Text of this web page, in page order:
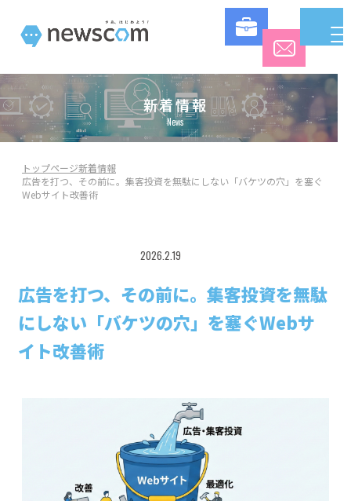
新着情報
News
トップページ新着情報
広告を打つ、その前に。集客投資を無駄にしない「バケツの穴」を塞ぐ
Webサイト改善術
2026.2.19
広告を打つ、その前に。集客投資を無駄
にしない「バケツの穴」を塞ぐWebサ
イト改善術